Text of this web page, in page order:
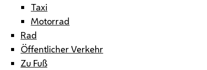
Taxi
Motorrad
Rad
Öffentlicher Verkehr
Zu Fuß